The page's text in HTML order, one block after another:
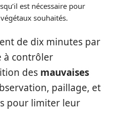
est nécessaire pour
souhaités.
de dix minutes par
à contrôler
des mauvaises
paillage, et
pour limiter leur